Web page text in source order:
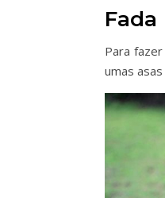
Fada
Para
umas